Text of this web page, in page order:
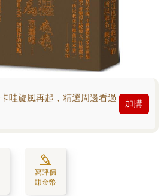
哇旋風再起，精選周邊看過
加購
寫評價
賺金幣